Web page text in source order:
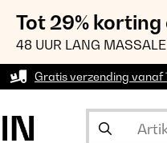
Tot 29%
48 UUR LANG
Gratis verzending vanaf